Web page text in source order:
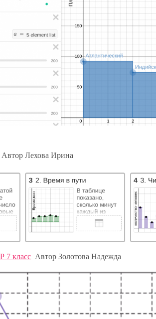
Автор Лехова Ирина
7 класс Автор Золотова Надежда